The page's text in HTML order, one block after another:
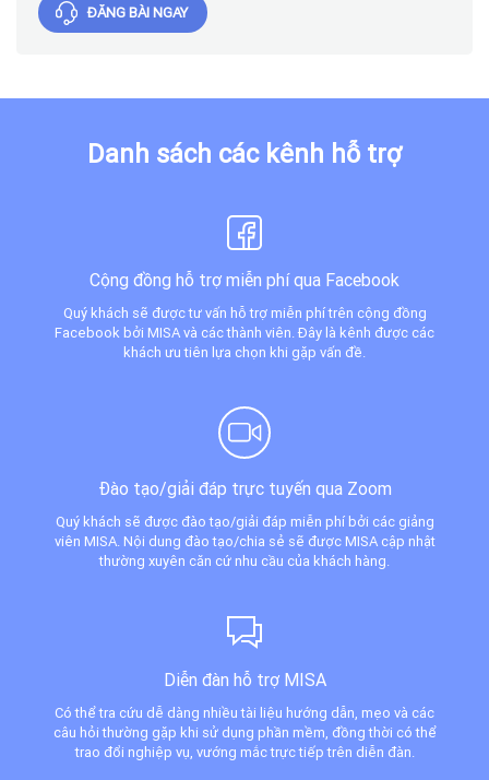
ĐĂNG BÀI NGAY
Danh sách các kênh hỗ trợ
Cộng đồng hỗ trợ miễn phí qua Facebook
Quý khách sẽ được tư vấn hỗ trợ miễn phí trên cộng đồng
Facebook bởi MISA và các thành viên. Đây là kênh được các
khách ưu tiên lựa chọn khi gặp vấn đề.
Đào tạo/giải đáp trực tuyến qua Zoom
Quý khách sẽ được đào tạo/giải đáp miễn phí bởi các giảng
viên MISA. Nội dung đào tạo/chia sẻ sẽ được MISA cập nhật
thường xuyên căn cứ nhu cầu của khách hàng.
Diễn đàn hỗ trợ MISA
Có thể tra cứu dễ dàng nhiều tài liệu hướng dẫn, mẹo và các
câu hỏi thường gặp khi sử dụng phần mềm, đồng thời có thể
trao đổi nghiệp vụ, vướng mắc trực tiếp trên diễn đàn.